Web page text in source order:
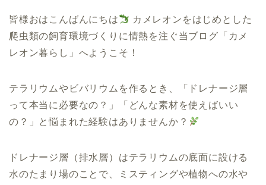
皆様おはこんばんにちは
カメレオンをはじめとした
爬虫類の飼育環境づくりに情熱を注ぐ当ブログ「カメ
レオン暮らし」へようこそ！
テラリウムやビバリウムを作るとき、「ドレナージ層
って本当に必要なの？」「どんな素材を使えばいい
の？」と悩まれた経験はありませんか？
ドレナージ層（排水層）はテラリウムの底面に設ける
水のたまり場のことで、ミスティングや植物への水や